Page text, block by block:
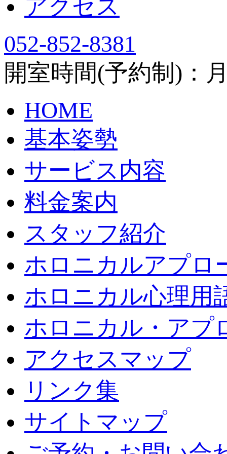
アクセス
052-852-8381
開室時間(予約制)：
HOME
基本姿勢
サービス内容
料金案内
スタッフ紹介
ホロニカルアプロ
ホロニカル心理用
ホロニカル・アプ
アクセスマップ
リンク集
サイトマップ